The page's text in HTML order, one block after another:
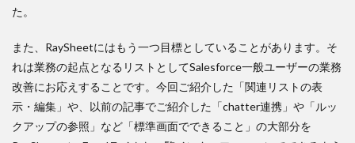
た。
また、RaySheetにはもう一つ目標としていることがあります。そ
れは業務の起点となるリストとしてSalesforce一般ユーザーの業務
改善にお応えすることです。今回ご紹介した「関連リストの表
示・編集」や、以前の記事でご紹介した「chatter連携」や「ルッ
クアップの参照」など「標準画面でできること」の大部分を